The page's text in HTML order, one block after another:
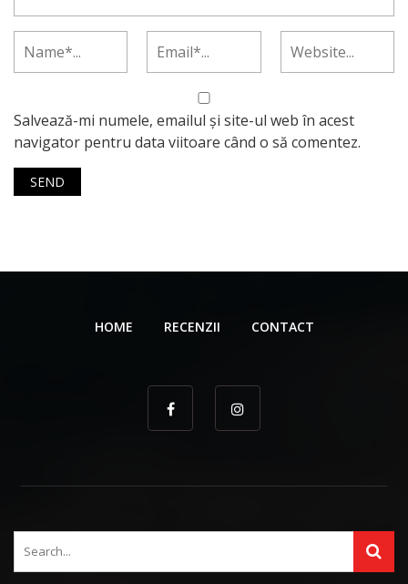
Salvează-mi numele, emailul și site-ul web în acest
navigator pentru data viitoare când o să comentez.
HOME RECENZII CONTACT